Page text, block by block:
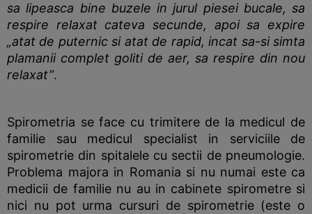
sa lipeasca bine buzele in jurul piesei bucale, sa
respire relaxat cateva secunde, apoi sa expire
„atat de puternic si atat de rapid, incat sa-si simta
plamanii complet goliti de aer, sa respire din nou
relaxat”.
Spirometria se face cu trimitere de la medicul de
familie sau medicul specialist in serviciile de
spirometrie din spitalele cu sectii de pneumologie.
Problema majora in Romania si nu numai este ca
medicii de familie nu au in cabinete spirometre si
nici nu pot urma cursuri de spirometrie (este o